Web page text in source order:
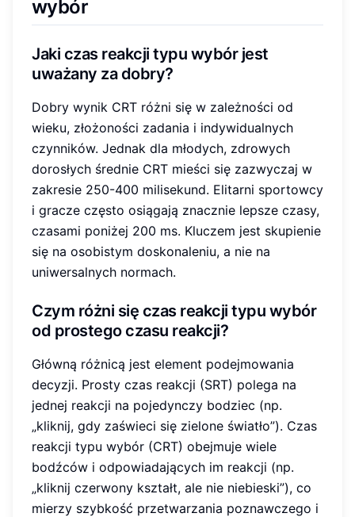
wybór
Jaki czas reakcji typu wybór jest
uważany za dobry?
Dobry wynik CRT różni się w zależności od
wieku, złożoności zadania i indywidualnych
czynników. Jednak dla młodych, zdrowych
dorosłych średnie CRT mieści się zazwyczaj w
zakresie 250-400 milisekund. Elitarni sportowcy
i gracze często osiągają znacznie lepsze czasy,
czasami poniżej 200 ms. Kluczem jest skupienie
się na osobistym doskonaleniu, a nie na
uniwersalnych normach.
Czym różni się czas reakcji typu wybór
od prostego czasu reakcji?
Główną różnicą jest element podejmowania
decyzji. Prosty czas reakcji (SRT) polega na
jednej reakcji na pojedynczy bodziec (np.
„kliknij, gdy zaświeci się zielone światło”). Czas
reakcji typu wybór (CRT) obejmuje wiele
bodźców i odpowiadających im reakcji (np.
„kliknij czerwony kształt, ale nie niebieski”), co
mierzy szybkość przetwarzania poznawczego i